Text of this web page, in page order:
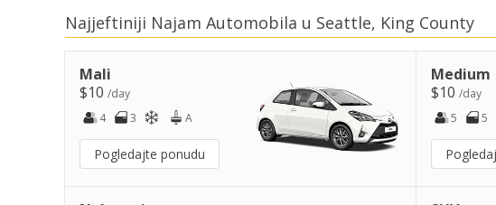
Najjeftiniji Najam Automobila u Seattle, King County
Mali
$10 /day
4
3 A
Pogledajte ponudu
Medium
$10/day
5
5